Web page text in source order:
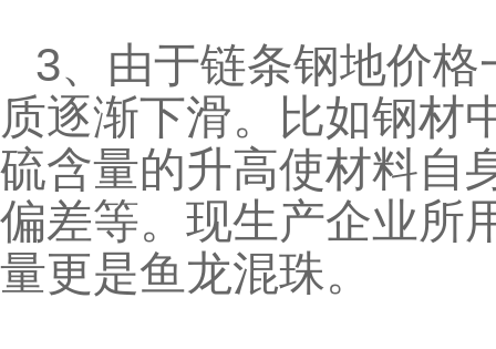
3、由于链条钢地价
质逐渐下滑。比如钢材
硫含量的升高使材料自
偏差等。现生产企业所
量更是鱼龙混珠。